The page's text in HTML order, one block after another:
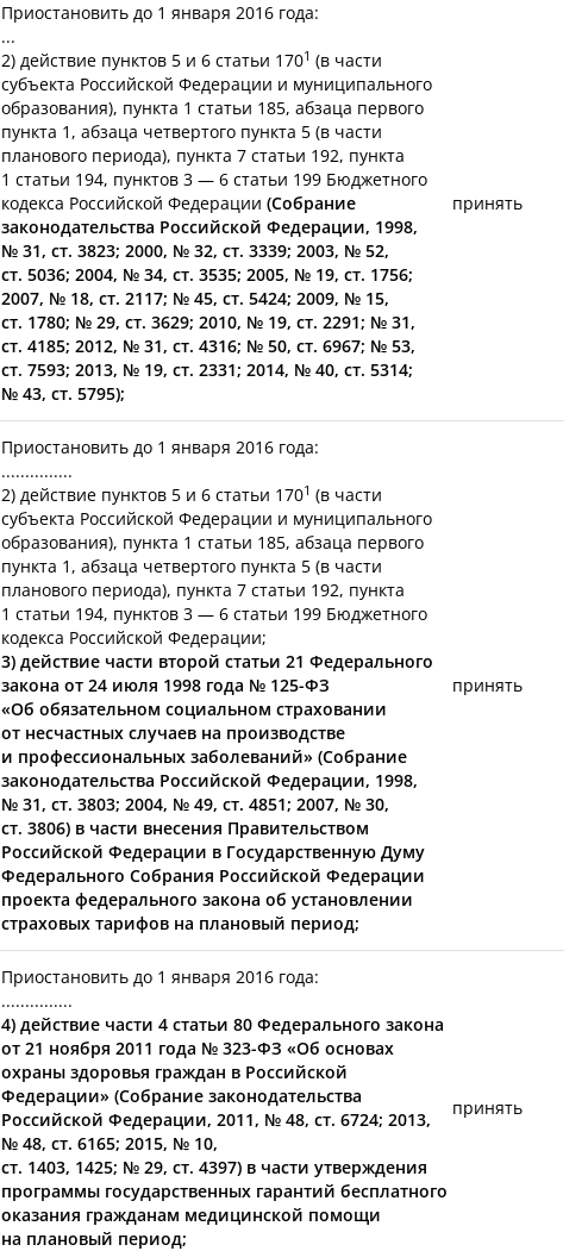
Приостановить до 1 января 2016 года:
...
2) действие пунктов 5 и 6 статьи 1701 (в части
субъекта Российской Федерации и муниципального
образования), пункта 1 статьи 185, абзаца первого
пункта 1, абзаца четвертого пункта 5 (в части
планового периода), пункта 7 статьи 192, пункта
1 статьи 194, пунктов 3 — 6 статьи 199 Бюджетного
кодекса Российской Федерации (Собрание
законодательства Российской Федерации, 1998,
№ 31, ст. 3823; 2000, № 32, ст. 3339; 2003, № 52,
ст. 5036; 2004, № 34, ст. 3535; 2005, № 19, ст. 1756;
2007, № 18, ст. 2117; № 45, ст. 5424; 2009, № 15,
ст. 1780; № 29, ст. 3629; 2010, № 19, ст. 2291; № 31,
ст. 4185; 2012, № 31, ст. 4316; № 50, ст. 6967; № 53,
ст. 7593; 2013, № 19, ст. 2331; 2014, № 40, ст. 5314;
№ 43, ст. 5795);
принять
Приостановить до 1 января 2016 года:
...............
2) действие пунктов 5 и 6 статьи 1701 (в части
субъекта Российской Федерации и муниципального
образования), пункта 1 статьи 185, абзаца первого
пункта 1, абзаца четвертого пункта 5 (в части
планового периода), пункта 7 статьи 192, пункта
1 статьи 194, пунктов 3 — 6 статьи 199 Бюджетного
кодекса Российской Федерации;
3) действие части второй статьи 21 Федерального
закона от 24 июля 1998 года № 125-ФЗ
«Об обязательном социальном страховании
от несчастных случаев на производстве
и профессиональных заболеваний» (Собрание
законодательства Российской Федерации, 1998,
№ 31, ст. 3803; 2004, № 49, ст. 4851; 2007, № 30,
ст. 3806) в части внесения Правительством
Российской Федерации в Государственную Думу
Федерального Собрания Российской Федерации
проекта федерального закона об установлении
страховых тарифов на плановый период;
принять
Приостановить до 1 января 2016 года:
...............
4) действие части 4 статьи 80 Федерального закона
от 21 ноября 2011 года № 323-ФЗ «Об основах
охраны здоровья граждан в Российской
Федерации» (Собрание законодательства
Российской Федерации, 2011, № 48, ст. 6724; 2013,
№ 48, ст. 6165; 2015, № 10,
ст. 1403, 1425; № 29, ст. 4397) в части утверждения
программы государственных гарантий бесплатного
оказания гражданам медицинской помощи
на плановый период;
принять